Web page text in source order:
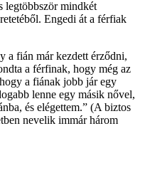
legtöbbször mindkét
Engedi át a férfiak
a fián már kezdett érződni,
a férfinak, hogy még az
a fiának jobb jár egy
lenne egy másik nővel,
és elégettem.” (A biztos
nevelik immár három